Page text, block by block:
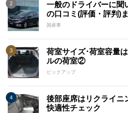
一般のドライバーに聞
の口コミ(評価・評判)
国産車
荷室サイズ･荷室容量
ルの荷室②
ピックアップ
後部座席はリクライニ
快適性チェック